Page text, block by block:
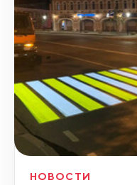
НОВОСТИ